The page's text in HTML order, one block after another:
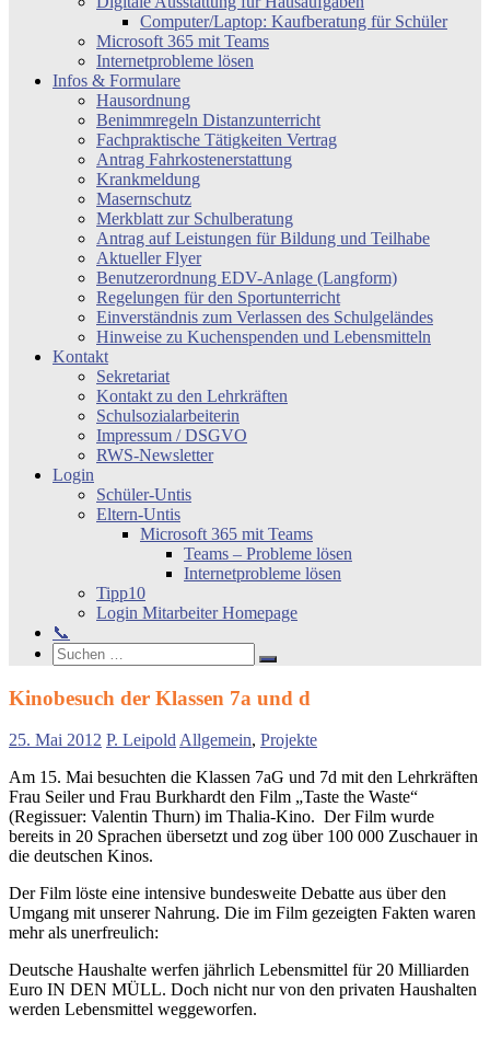
Computer/Laptop: Kaufberatung für Schüler
Microsoft 365 mit Teams
Internetprobleme lösen
Infos & Formulare
Hausordnung
Benimmregeln Distanzunterricht
Fachpraktische Tätigkeiten Vertrag
Antrag Fahrkostenerstattung
Krankmeldung
Masernschutz
Merkblatt zur Schulberatung
Antrag auf Leistungen für Bildung und Teilhabe
Aktueller Flyer
Benutzerordnung EDV-Anlage (Langform)
Regelungen für den Sportunterricht
Einverständnis zum Verlassen des Schulgeländes
Hinweise zu Kuchenspenden und Lebensmitteln
Kontakt
Sekretariat
Kontakt zu den Lehrkräften
Schulsozialarbeiterin
Impressum / DSGVO
RWS-Newsletter
Login
Schüler-Untis
Eltern-Untis
Microsoft 365 mit Teams
Teams – Probleme lösen
Internetprobleme lösen
Tipp10
Login Mitarbeiter Homepage
📞
Search
Suchen
nach:
Suchen
Kinobesuch der Klassen 7a und d
25. Mai 2012 P. LeipoldAllgemein, Projekte
Am 15. Mai besuchten die Klassen 7aG und 7d mit den Lehrkräften
Frau Seiler und Frau Burkhardt den Film „Taste the Waste“
(Regissuer: Valentin Thurn) im Thalia-Kino. Der Film wurde
bereits in 20 Sprachen übersetzt und zog über 100 000 Zuschauer in
die deutschen Kinos.
Der Film löste eine intensive bundesweite Debatte aus über den
Umgang mit unserer Nahrung. Die im Film gezeigten Fakten waren
mehr als unerfreulich:
Deutsche Haushalte werfen jährlich Lebensmittel für 20 Milliarden
Euro IN DEN MÜLL. Doch nicht nur von den privaten Haushalten
werden Lebensmittel weggeworfen.